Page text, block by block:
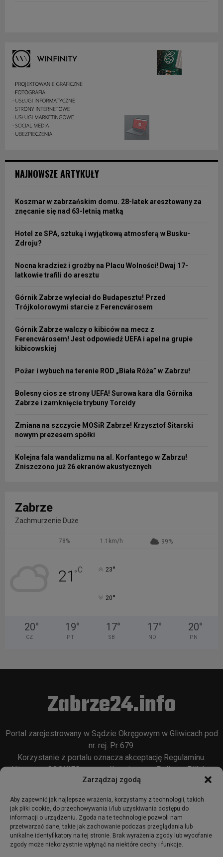
Zarządzaj zgodą
Aby zapewnić jak najlepsze wrażenia, korzystamy z technologii, takich
jak pliki cookie, do przechowywania i/lub uzyskiwania dostępu do
informacji o urządzeniu. Zgoda na te technologie pozwoli nam
przetwarzać dane, takie jak zachowanie podczas przeglądania lub
unikalne identyfikatory na tej stronie. Brak wyrażenia zgody lub wycofanie
zgody może niekorzystnie wpłynąć na niektóre cechy i funkcje.
NAJNOWSZE ARTYKUŁY
Koszmar w zabrzańskim domu. 28-latek aresztowany za
znęcanie się nad 63-letnią matką
Hotel ze SPA, sztuką i wyjątkową atmosferą w Busku-
Zdroju?
Nocna kradzież i groźby na Placu Wolności! Dwaj 17-
latkowie trafili do aresztu
Górnik Zabrze wyleciał do Budapesztu! Przed
Trójkolorowymi starcie z Ferencvárosem
Górnik Zabrze walczy o kibiców na mecz z
Ferencvárosem! Jest odpowiedź UEFA i apel na grupie
kibicowskiej
Pożar i wybuch na terenie ROD „Biała Róża” w Zabrzu!
Bolesny cios ze strony UEFA! Surowa kara dla Górnika
Zabrze i zamknięcie trybuny Torcidy
Zmiana na szczycie MOSiR Zabrze! Krzysztof Sitarski
nowym prezesem spółki
Kolejna fala wandalizmu na al. Korfantego w Zabrzu!
Zniszczono już 26 ekranów akustycznych
Zabrze
Zachmurzenie Duże
78% 1.1km/h 99%
21°C 23°
20°
20°
CZ
19°
PT
17°
SB
17°
ND
20°
PN
Zabrze24.info
Portal zarejestrowany w Sądzie Okręgowym w Gliwicach pod
nr. rej. Pr 679.
Korzystanie z portalu oznacza akceptację Regulaminu.
Używamy COOKIES w sposób opisany wPolityce Plików
Cookie